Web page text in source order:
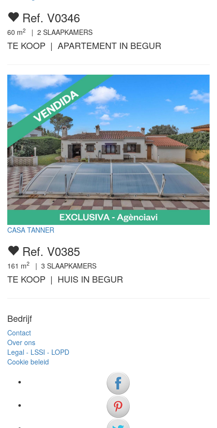
Ref. V0346
60 m2 | 2 SLAAPKAMERS
TE KOOP | APARTEMENT IN BEGUR
CASA TANNER
Ref. V0385
161 m2 | 3 SLAAPKAMERS
TE KOOP | HUIS IN BEGUR
Bedrijf
Contact
Over ons
Legal - LSSI - LOPD
Cookie beleid